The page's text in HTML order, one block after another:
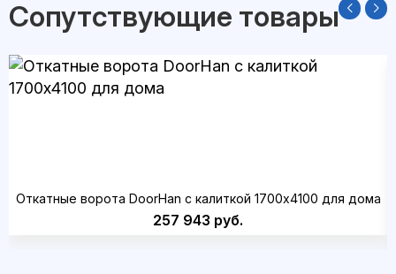
Сопутствующие товары
Откатные ворота DoorHan с калиткой 1700x4100 для дома
257 943 руб.